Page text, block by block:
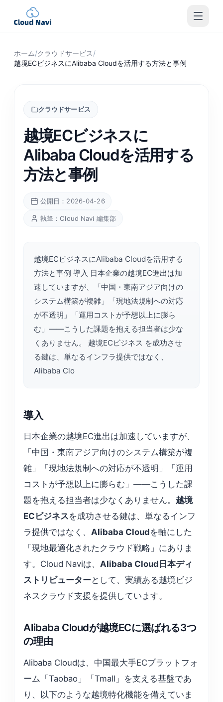
ホーム/クラウドサービス/
越境ECビジネスにAlibaba Cloudを活用する方法と事例
クラウドサービス
越境ECビジネスに
Alibaba Cloudを活用する
方法と事例
公開日：2026-04-26
執筆：Cloud Navi 編集部
越境ECビジネスにAlibaba Cloudを活用する
方法と事例 導入 日本企業の越境EC進出は加
速していますが、「中国・東南アジア向けの
システム構築が複雑」「現地法規制への対応
が不透明」「運用コストが予想以上に膨ら
む」——こうした課題を抱える担当者は少な
くありません。 越境ECビジネス を成功させ
る鍵は、単なるインフラ提供ではなく、
Alibaba Clo
導入
日本企業の越境EC進出は加速していますが、
「中国・東南アジア向けのシステム構築が複
雑」「現地法規制への対応が不透明」「運用
コストが予想以上に膨らむ」——こうした課
題を抱える担当者は少なくありません。 越境
ECビジネスを成功させる鍵は、単なるインフ
ラ提供ではなく、Alibaba Cloudを軸にした
「現地最適化されたクラウド戦略」にありま
す。Cloud Naviは、Alibaba Cloud日本ディ
ストリビューターとして、実績ある越境ビジ
ネスクラウド支援を提供しています。
Alibaba Cloudが越境ECに選ばれる3つ
の理由
Alibaba Cloudは、中国最大手ECプラットフォ
ーム「Taobao」「Tmall」を支える基盤であ
り、以下のような越境特化機能を備えていま